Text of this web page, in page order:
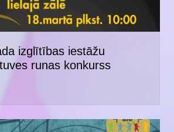
izglītības iestāžu
runas konkurss